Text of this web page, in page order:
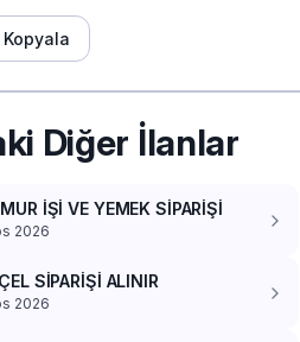
Diğer İlanlar
İŞİ VE YEMEK SİPARİŞİ
2026
SİPARİŞİ ALINIR
2026